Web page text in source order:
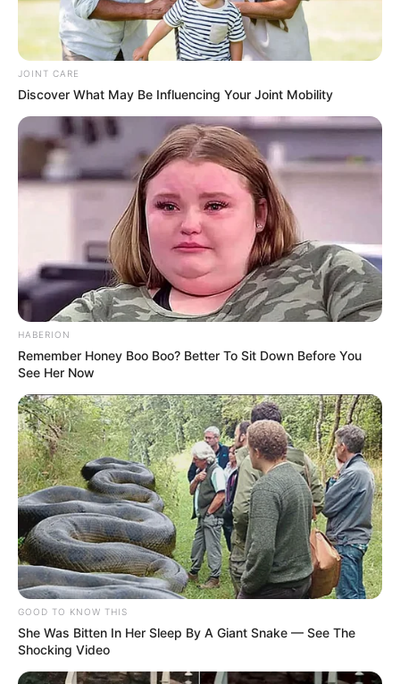
JOINT CARE
Discover What May Be Influencing Your Joint Mobility
HABERION
Remember Honey Boo Boo? Better To Sit Down Before You
See Her Now
GOOD TO KNOW THIS
She Was Bitten In Her Sleep By A Giant Snake — See The
Shocking Video